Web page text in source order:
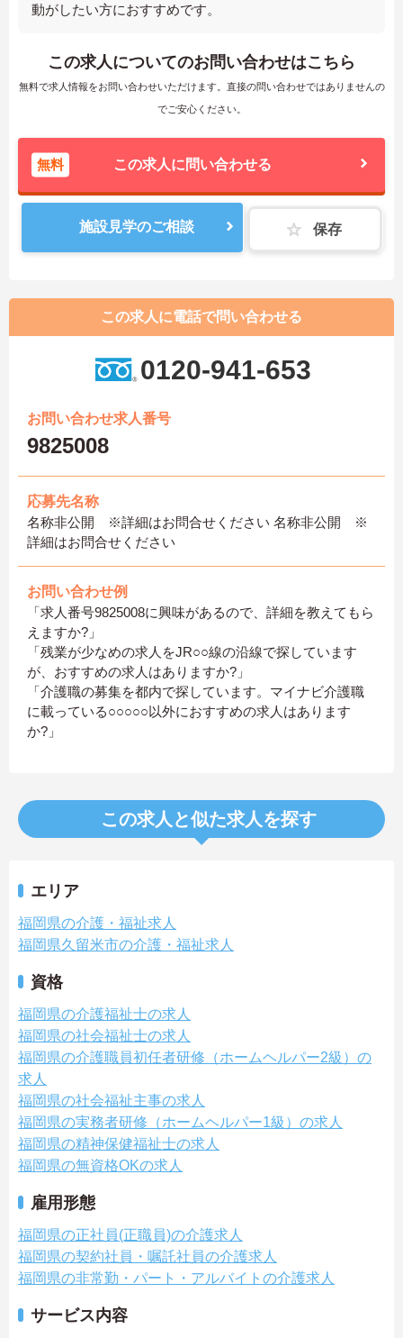
動がしたい方におすすめです。
この求人についてのお問い合わせはこちら
無料で求人情報をお問い合わせいただけます。直接の問い合わせではありませんの
でご安心ください。
無料 この求人に問い合わせる
施設見学のご相談 保存
この求人に電話で問い合わせる
0120-941-653
お問い合わせ求人番号
9825008
応募先名称
名称非公開 ※詳細はお問合せください 名称非公開 ※
詳細はお問合せください
お問い合わせ例
「求人番号9825008に興味があるので、詳細を教えてもら
えますか?」
「残業が少なめの求人をJR○○線の沿線で探しています
が、おすすめの求人はありますか?」
「介護職の募集を都内で探しています。マイナビ介護職
に載っている○○○○○以外におすすめの求人はあります
か?」
この求人と似た求人を探す
エリア
福岡県の介護・福祉求人
福岡県久留米市の介護・福祉求人
資格
福岡県の介護福祉士の求人
福岡県の社会福祉士の求人
福岡県の介護職員初任者研修（ホームヘルパー2級）の
求人
福岡県の社会福祉主事の求人
福岡県の実務者研修（ホームヘルパー1級）の求人
福岡県の精神保健福祉士の求人
福岡県の無資格OKの求人
雇用形態
福岡県の正社員(正職員)の介護求人
福岡県の契約社員・嘱託社員の介護求人
福岡県の非常勤・パート・アルバイトの介護求人
サービス内容